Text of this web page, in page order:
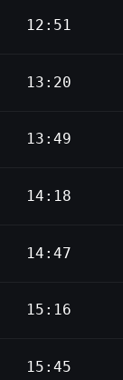
12:51
13:20
13:49
14:18
14:47
15:16
15:45